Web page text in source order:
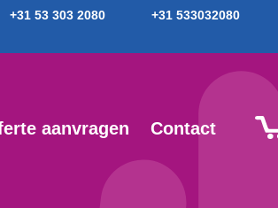
+31 53 303 2080 +31 533032080
aanvragen Contact